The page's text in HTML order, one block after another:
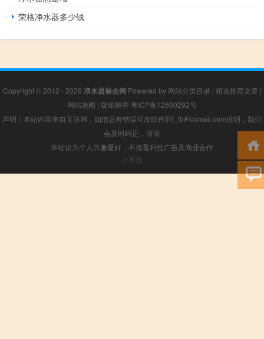
荣格净水器多少钱
Copyright © 2012 - 2026 净水器展会网 Powered by 网站分类目录 | 精选推荐文章 |
网站地图 | 疑难解答 粤ICP备12600292号
声明：本站内容来自互联网，如信息有错误可发邮件到f_fb#foxmail.com说明，我们
会及时纠正，谢谢
本站仅为个人兴趣爱好，不接盈利性广告及商业合作
小男孩